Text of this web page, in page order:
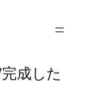
完成した